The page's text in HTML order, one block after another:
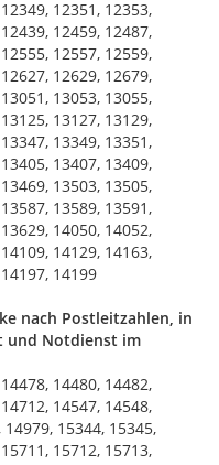
12351, 12353,
12459, 12487,
12557, 12559,
12629, 12679,
13053, 13055,
13127, 13129,
13349, 13351,
13407, 13409,
13503, 13505,
13589, 13591,
14050, 14052,
14129, 14163,
14199
nach Postleitzahlen, in
und Notdienst im
14480, 14482,
14547, 14548,
15344, 15345,
15712, 15713,